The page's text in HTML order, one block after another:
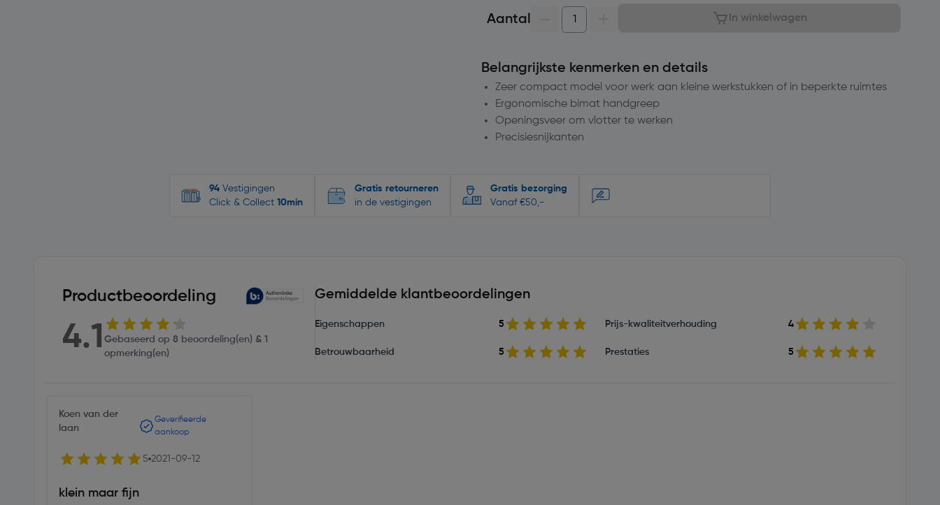
Aantal In winkelwagen
Belangrijkste kenmerken en details
Zeer compact model voor werk aan kleine werkstukken of in beperkte ruimtes
Ergonomische bimat handgreep
Openingsveer om vlotter te werken
Precisiesnijkanten
94 Vestigingen
Click & Collect 10min
Gratis retourneren
in de vestigingen
Gratis bezorging
Vanaf €50,-
Productbeoordeling
4.1
Gebaseerd op 8 beoordeling(en) & 1
opmerking(en)
Gemiddelde klantbeoordelingen
Eigenschappen 5 Prijs-kwaliteitverhouding 4
Betrouwbaarheid 5 Prestaties 5
Koen van der
laan
Geverifieerde
aankoop
5 2021-09-12
klein maar fijn